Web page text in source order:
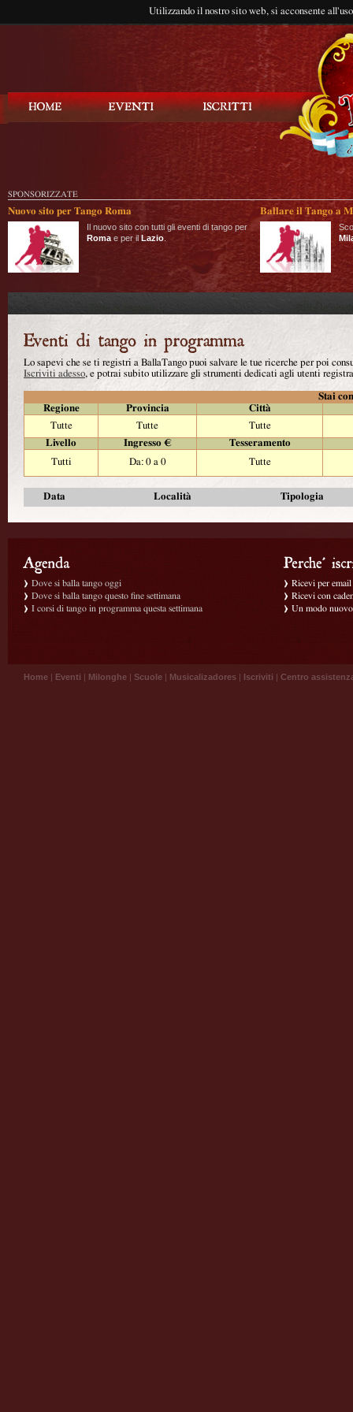
Utilizzando il nostro sito web, si acconsente
SPONSORIZZATE
Nuovo sito per Tango Roma
Il nuovo sito con tutti gli eventi di tango per
Roma e per il Lazio
Ballare il Tango a
Lo sapevi che se ti registri a BallaTango puoi salvare le tue ricerche per poi
Iscriviti adesso, e potrai subito utilizzare gli strumenti dedicati agli utenti
Stai
Regione
Provincia
Città
Tutte
Tutte
Tutte
Livello
Ingresso €
Tesseramento
Tutti
Da: 0 a 0 Tutte
Data Località Tipologia
Dove si balla tango oggi
Dove si balla tango questo fine settimana
I corsi di tango in programma questa settimana
Ricevi per
Ricevi con
Un modo
Home | Eventi | Milonghe | Scuole | Musicalizadores | Iscriviti | Centro